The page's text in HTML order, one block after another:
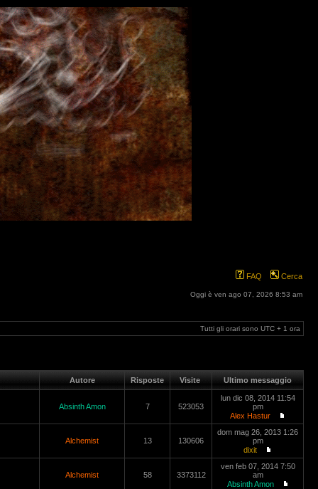
FAQ Cerca
Oggi è ven ago 07, 2026 8:53 am
Tutti gli orari sono UTC + 1 ora
Autore Risposte Visite Ultimo messaggio
Absinth Amon 7 523053
lun dic 08, 2014 11:54
pm
Alex Hastur
Alchemist 13 130606
dom mag 26, 2013 1:26
pm
dixit
Alchemist 58 3373112
ven feb 07, 2014 7:50
am
Absinth Amon